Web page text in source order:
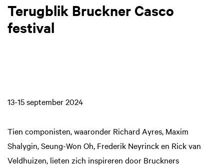
Terugblik Bruckner Casco
festival
13-15 september 2024
Tien componisten, waaronder Richard Ayres, Maxim
Shalygin, Seung-Won Oh, Frederik Neyrinck en Rick van
Veldhuizen, lieten zich inspireren door Bruckners